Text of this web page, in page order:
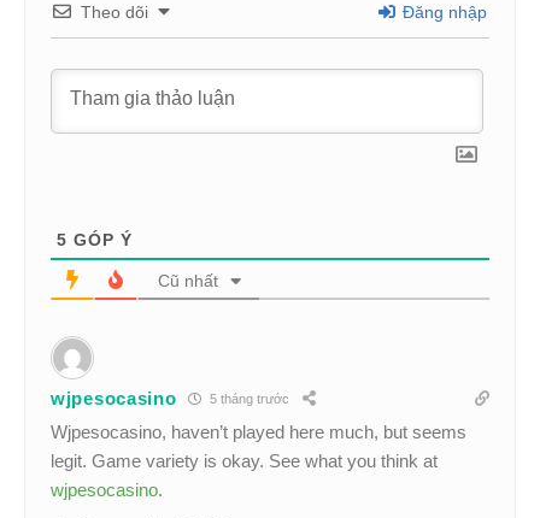
Theo dõi Đăng nhập
5 GÓP Ý
Cũ nhất
wjpesocasino 5 tháng trước
Wjpesocasino, haven’t played here much, but seems
legit. Game variety is okay. See what you think at
wjpesocasino.